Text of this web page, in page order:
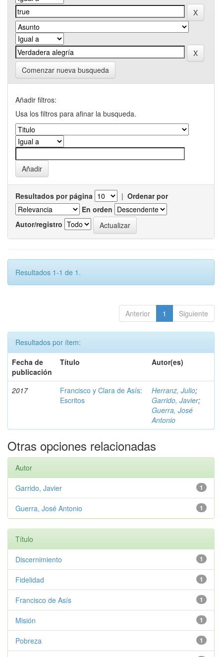
Comenzar nueva busqueda
Añadir filtros:
Usa los filtros para afinar la busqueda.
Resultados por página | Ordenar por
En orden
Autor/registro
Resultados 1-1 de 1.
Anterior 1 Siguiente
Resultados por ítem:
Fecha de
publicación
Título Autor(es)
2017
Francisco y Clara de Asís:
Escritos
Herranz, Julio;
Garrido, Javier;
Guerra, José
Antonio
Otras opciones relacionadas
Autor
1
Garrido, Javier
1
Guerra, José Antonio
Título
1
Discernimiento
1
Fidelidad
1
Francisco de Asís
1
Misión
1
Pobreza